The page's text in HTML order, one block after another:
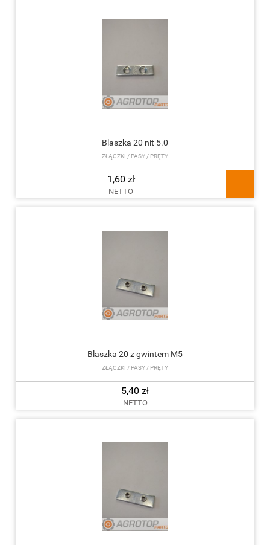
Blaszka 20 nit 5.0
ZŁĄCZKI / PASY / PRĘTY
1,60 zł
NETTO
Blaszka 20 z gwintem M5
ZŁĄCZKI / PASY / PRĘTY
5,40 zł
NETTO